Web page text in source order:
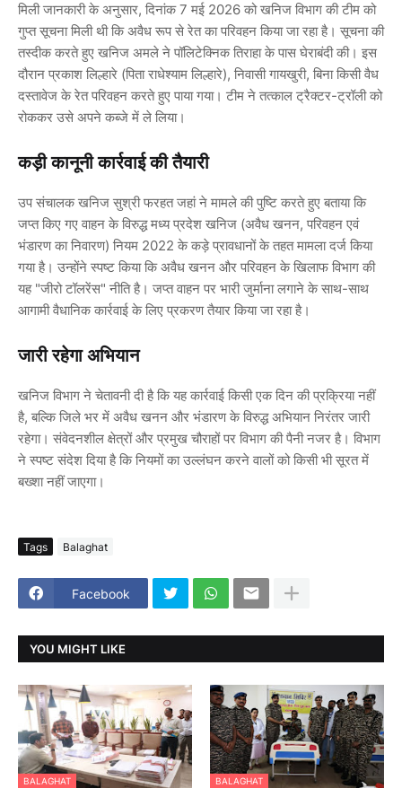
मिली जानकारी के अनुसार, दिनांक7 मई 2026 को खनिज विभाग की टीम को
गुप्त सूचना मिली थी कि अवैध रूप से रेत का परिवहन किया जा रहा है। सूचना की
तस्दीक करते हुए खनिज अमले ने पॉलिटेक्निक तिराहा के पास घेराबंदी की। इस
दौरान प्रकाश लिल्हारे (पिता राधेश्याम लिल्हारे), निवासी गायखुरी, बिना किसी वैध
दस्तावेज के रेत परिवहन करते हुए पाया गया। टीम ने तत्काल ट्रैक्टर-ट्रॉली को
रोककर उसे अपने कब्जे में ले लिया।
कड़ी कानूनी कार्रवाई की तैयारी
उप संचालक खनिज सुश्री फरहत जहांने मामले की पुष्टि करते हुए बताया कि
जप्त किए गए वाहन के विरुद्धमध्य प्रदेश खनिज (अवैध खनन, परिवहन एवं
भंडारण का निवारण) नियम 2022 के कड़े प्रावधानों के तहत मामला दर्ज किया
गया है। उन्होंने स्पष्ट किया कि अवैध खनन और परिवहन के खिलाफ विभाग की
यह "जीरो टॉलरेंस" नीति है। जप्त वाहन पर भारी जुर्माना लगाने के साथ-साथ
आगामी वैधानिक कार्रवाई के लिए प्रकरण तैयार किया जा रहा है।
जारी रहेगा अभियान
खनिज विभाग ने चेतावनी दी है कि यह कार्रवाई किसी एक दिन की प्रक्रिया नहीं
है, बल्कि जिले भर में अवैध खनन और भंडारण के विरुद्ध अभियान निरंतर जारी
रहेगा। संवेदनशील क्षेत्रों और प्रमुख चौराहों पर विभाग की पैनी नजर है। विभाग
ने स्पष्ट संदेश दिया है कि नियमों का उल्लंघन करने वालों को किसी भी सूरत में
बख्शा नहीं जाएगा।
Tags Balaghat
Facebook
YOU MIGHT LIKE
BALAGHAT BALAGHAT